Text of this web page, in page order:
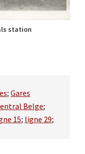
station
; Gares
Belge;
15; ligne 29;